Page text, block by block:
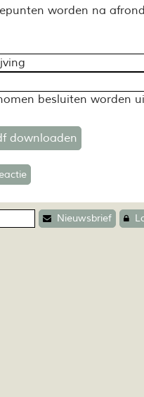
worden na
besluiten worden
downloaden
Nieuwsbrief